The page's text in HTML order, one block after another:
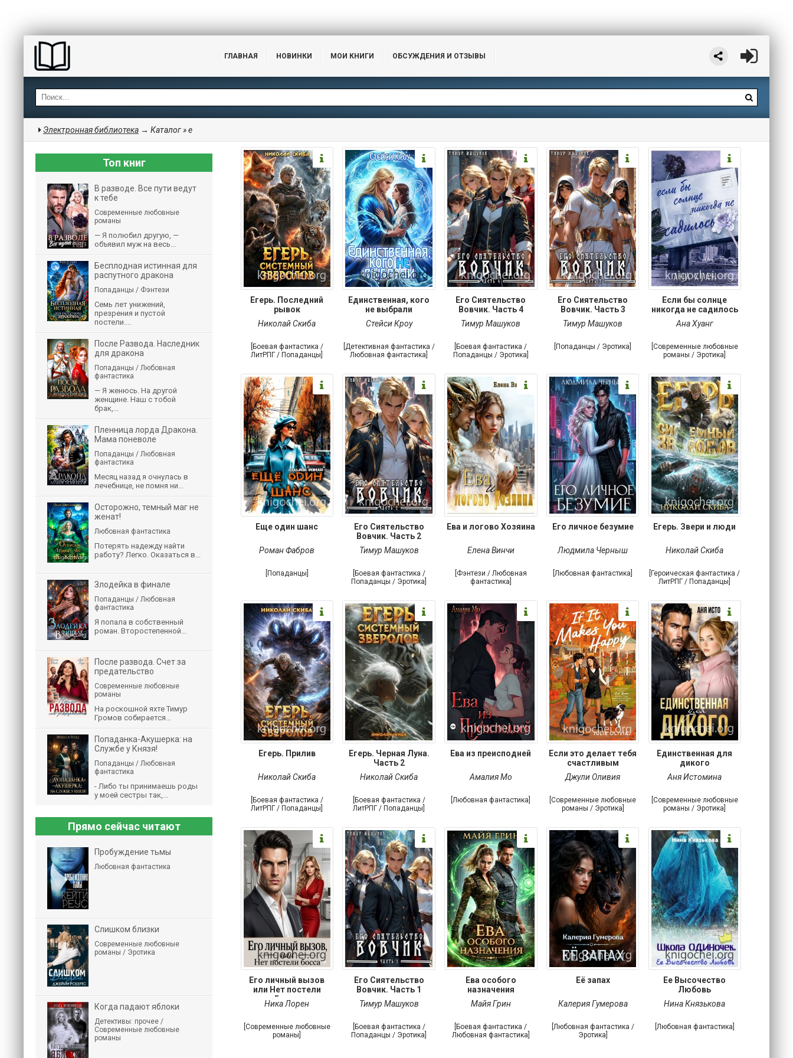
ГЛАВНАЯ НОВИНКИ МОИ КНИГИ ОБСУЖДЕНИЯ И ОТЗЫВЫ
Электронная библиотека → Каталог » е
Егерь. Последний
рывок
Николай Скиба
[Боевая фантастика /
ЛитРПГ / Попаданцы]
Единственная, кого
не выбрали
Стейси Кроу
[Детективная фантастика /
Любовная фантастика]
Его Сиятельство
Вовчик. Часть 4
Тимур Машуков
[Боевая фантастика /
Попаданцы / Эротика]
Его Сиятельство
Вовчик. Часть 3
Тимур Машуков
[Попаданцы / Эротика]
Если бы солнце
никогда не садилось
Ана Хуанг
[Современные любовные
романы / Эротика]
Еще один шанс
Роман Фабров
[Попаданцы]
Его Сиятельство
Вовчик. Часть 2
Тимур Машуков
[Боевая фантастика /
Попаданцы / Эротика]
Ева и логово Хозяина
Елена Винчи
[Фэнтези / Любовная
фантастика]
Его личное безумие
Людмила Черныш
[Любовная фантастика]
Егерь. Звери и люди
Николай Скиба
[Героическая фантастика /
ЛитРПГ / Попаданцы]
Егерь. Прилив
Николай Скиба
[Боевая фантастика /
ЛитРПГ / Попаданцы]
Егерь. Черная Луна.
Часть 2
Николай Скиба
[Боевая фантастика /
ЛитРПГ / Попаданцы]
Ева из преисподней
Амалия Мо
[Любовная фантастика]
Если это делает тебя
счастливым
Джули Оливия
[Современные любовные
романы / Эротика]
Единственная для
дикого
Аня Истомина
[Современные любовные
романы / Эротика]
Его личный вызов
или Нет постели
Босса
Ника Лорен
[Современные любовные
романы]
Его Сиятельство
Вовчик. Часть 1
Тимур Машуков
[Боевая фантастика /
Попаданцы / Эротика]
Ева особого
назначения
Майя Грин
[Боевая фантастика /
Любовная фантастика]
Её запах
Калерия Гумерова
[Любовная фантастика /
Эротика]
Ее Высочество
Любовь
Нина Князькова
[Любовная фантастика]
Топ книг
В разводе. Все пути ведут
к тебе
Современные любовные
романы
— Я полюбил другую, —
объявил муж на весь...
Бесплодная истинная для
распутного дракона
Попаданцы / Фэнтези
Семь лет унижений,
презрения и пустой
постели....
После Развода. Наследник
для дракона
Попаданцы / Любовная
фантастика
— Я женюсь. На другой
женщине. Наш с тобой
брак,...
Пленница лорда Дракона.
Мама поневоле
Попаданцы / Любовная
фантастика
Месяц назад я очнулась в
лечебнице, не помня ни...
Осторожно, темный маг не
женат!
Любовная фантастика
Потерять надежду найти
работу? Легко. Оказаться в...
Злодейка в финале
Попаданцы / Любовная
фантастика
Я попала в собственный
роман. Второстепенной...
После развода. Счет за
предательство
Современные любовные
романы
На роскошной яхте Тимур
Громов собирается...
Попаданка-Акушерка: на
Службе у Князя!
Попаданцы / Любовная
фантастика
- Либо ты принимаешь роды
у моей сестры так,...
Прямо сейчас читают
Пробуждение тьмы
Любовная фантастика
Слишком близки
Современные любовные
романы / Эротика
Когда падают яблоки
Детективы: прочее /
Современные любовные
романы